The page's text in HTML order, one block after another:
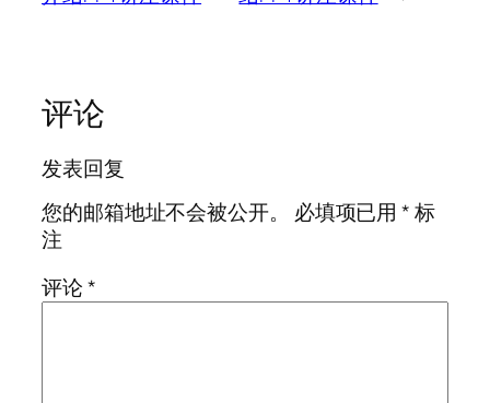
评论
发表回复
您的邮箱地址不会被公开。
必填项已用*标
注
评论*